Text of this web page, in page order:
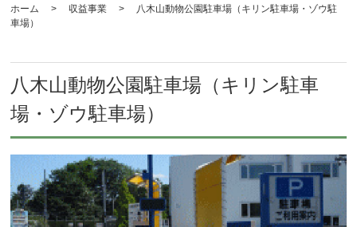
ホーム >収益事業 >
八木山動物公園駐車場（キリン駐車場・ゾウ駐
車場）
八木山動物公園駐車場（キリン駐車
場・ゾウ駐車場）